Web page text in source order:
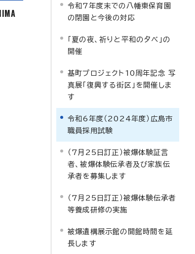
令和7年度末での八幡東保育園
の閉園と今後の対応
「夏の夜、祈りと平和の夕べ」の
開催
基町プロジェクト10周年記念 写
真展「復興する街区」を開催しま
す
令和6年度（2024年度）広島市
職員採用試験
（7月25日訂正）被爆体験証言
者、被爆体験伝承者及び家族伝
承者を募集します
（7月25日訂正）被爆体験伝承者
等養成研修の実施
被爆遺構展示館の開館時間を延
長します